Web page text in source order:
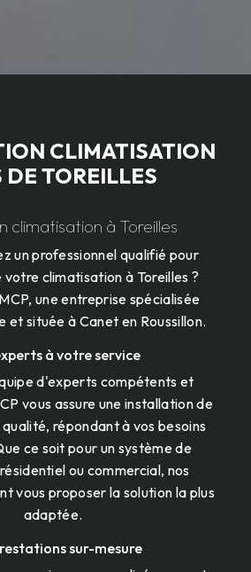
CLIMATISATION
DE TOREILLES
climatisation à Toreilles
un professionnel qualifié pour
climatisation à Toreilles ?
une entreprise spécialisée
et située à Canet en Roussillon.
à votre service
d'experts compétents et
vous assure une installation de
répondant à vos besoins
ce soit pour un système de
ou commercial, nos
vous proposer la solution la plus
adaptée.
sur-mesure